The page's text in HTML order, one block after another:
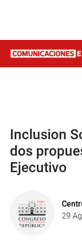
Inclusion
dos
Ejecutivo
29